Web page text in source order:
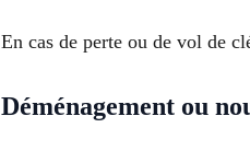
En cas de perte ou de vol de
Déménagement ou